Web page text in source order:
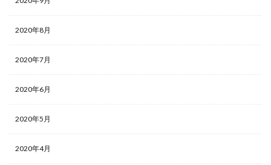
2020年8月
2020年7月
2020年6月
2020年5月
2020年4月